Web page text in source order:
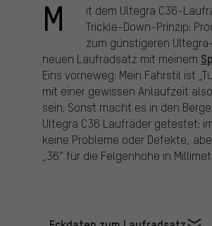
M
it dem Ultegra C36-
Trickle-Down-Prinzip:
zum günstigeren
neuen Laufradsatz mit meinem
Eins vorneweg: Mein Fahrstil ist
mit einer gewissen Anlaufzeit
sein. Sonst macht es in den
Ultegra C36 Laufräder getestet:
keine Probleme oder Defekte,
„36“ für die Felgenhöhe in